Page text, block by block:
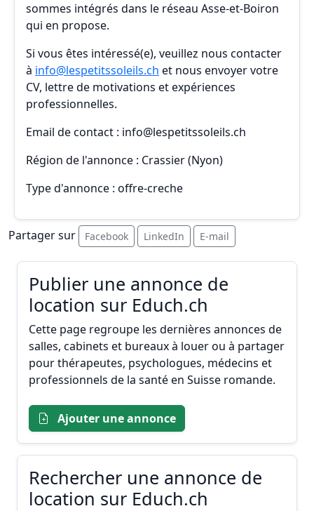
sommes intégrés dans le réseau Asse-et-Boiron
qui en propose.
Si vous êtes intéressé(e), veuillez nous contacter
à info@lespetitssoleils.ch et nous envoyer votre
CV, lettre de motivations et expériences
professionnelles.
Email de contact : info@lespetitssoleils.ch
Région de l'annonce : Crassier (Nyon)
Type d'annonce : offre-creche
Partager sur Facebook LinkedIn E-mail
Publier une annonce de
location sur Educh.ch
Cette page regroupe les dernières annonces de
salles, cabinets et bureaux à louer ou à partager
pour thérapeutes, psychologues, médecins et
professionnels de la santé en Suisse romande.
Ajouter une annonce
Rechercher une annonce de
location sur Educh.ch